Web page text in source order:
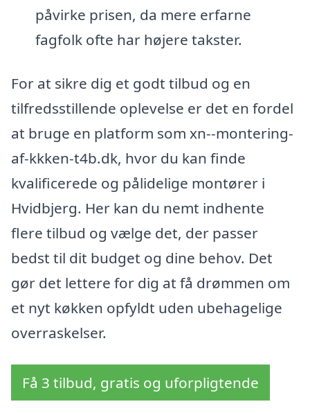
påvirke prisen, da mere erfarne
fagfolk ofte har højere takster.
For at sikre dig et godt tilbud og en
tilfredsstillende oplevelse er det en fordel
at bruge en platform som xn--montering-
af-kkken-t4b.dk, hvor du kan finde
kvalificerede og pålidelige montører i
Hvidbjerg. Her kan du nemt indhente
flere tilbud og vælge det, der passer
bedst til dit budget og dine behov. Det
gør det lettere for dig at få drømmen om
et nyt køkken opfyldt uden ubehagelige
overraskelser.
Få 3 tilbud, gratis og uforpligtende